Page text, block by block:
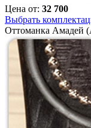
Цена от: 32 700
Выбрать
Оттоманка Амадей